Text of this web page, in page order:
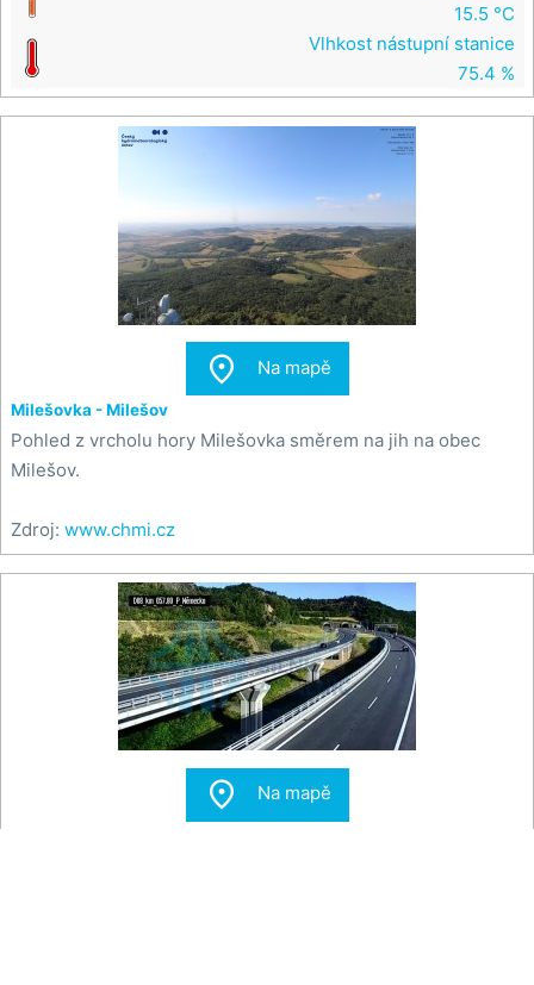
15.5 °C
Vlhkost nástupní stanice
75.4 %
 Na mapě
Milešovka - Milešov
Pohled z vrcholu hory Milešovka směrem na jih na obec
Milešov.
Zdroj: www.chmi.cz
 Na mapě